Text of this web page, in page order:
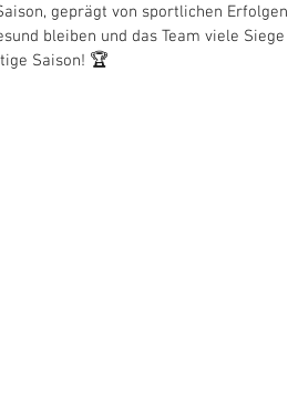
geprägt von sportlichen Erfolgen
bleiben und das Team viele Siege
Saison! 🏆